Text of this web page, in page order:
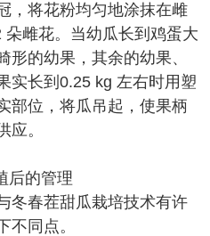
，将花粉均匀地涂抹在雌
雌花。当幼瓜长到鸡蛋大
的幼果，其余的幼果、
实长到0.25 kg 左右时用塑
部位，将瓜吊起，使果柄
应。
后的管理
冬春茬甜瓜栽培技术有许
不同点。